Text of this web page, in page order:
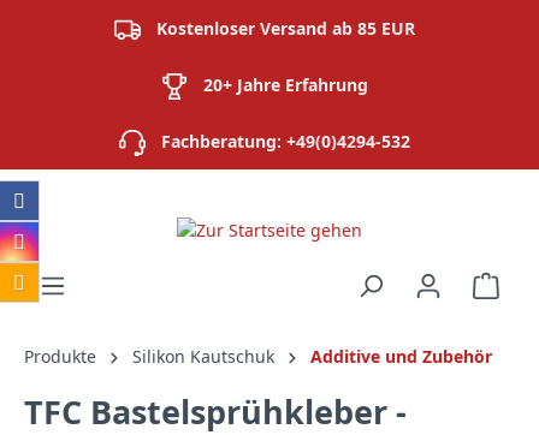
Kostenloser Versand ab 85 EUR
20+ Jahre Erfahrung
Fachberatung: +49(0)4294-532
Produkte Silikon Kautschuk Additive und Zubehör
TFC Bastelsprühkleber -